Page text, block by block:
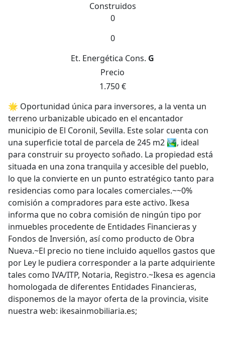
Construidos
0
0
Et. Energética Cons. G
Precio
1.750 €
🌟 Oportunidad única para inversores, a la venta un
terreno urbanizable ubicado en el encantador
municipio de El Coronil, Sevilla. Este solar cuenta con
una superficie total de parcela de 245 m2 🏞️, ideal
para construir su proyecto soñado. La propiedad está
situada en una zona tranquila y accesible del pueblo,
lo que la convierte en un punto estratégico tanto para
residencias como para locales comerciales.~~0%
comisión a compradores para este activo. Ikesa
informa que no cobra comisión de ningún tipo por
inmuebles procedente de Entidades Financieras y
Fondos de Inversión, así como producto de Obra
Nueva.~El precio no tiene incluido aquellos gastos que
por Ley le pudiera corresponder a la parte adquiriente
tales como IVA/ITP, Notaria, Registro.~Ikesa es agencia
homologada de diferentes Entidades Financieras,
disponemos de la mayor oferta de la provincia, visite
nuestra web: ikesainmobiliaria.es;